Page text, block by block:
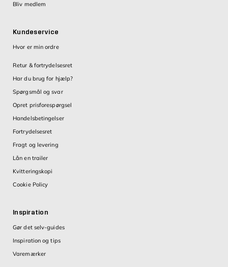
Bliv medlem
Kundeservice
Hvor er min ordre
Retur & fortrydelsesret
Har du brug for hjælp?
Spørgsmål og svar
Opret prisforespørgsel
Handelsbetingelser
Fortrydelsesret
Fragt og levering
Lån en trailer
Kvitteringskopi
Cookie Policy
Inspiration
Gør det selv-guides
Inspiration og tips
Varemærker